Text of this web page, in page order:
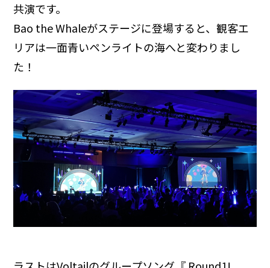
共演です。
Bao the Whaleがステージに登場すると、観客エ
リアは一面青いペンライトの海へと変わりまし
た！